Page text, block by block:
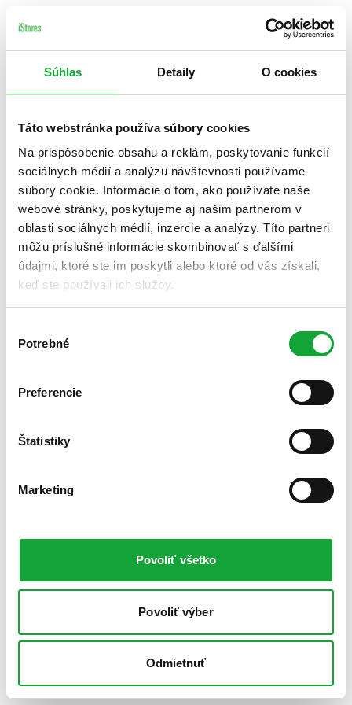
Súhlas Detaily O cookies
Táto webstránka používa súbory cookies
Na prispôsobenie obsahu a reklám, poskytovanie funkcií
sociálnych médií a analýzu návštevnosti používame
súbory cookie. Informácie o tom, ako používate naše
webové stránky, poskytujeme aj našim partnerom v
oblasti sociálnych médií, inzercie a analýzy. Títo partneri
môžu príslušné informácie skombinovať s ďalšími
údajmi, ktoré ste im poskytli alebo ktoré od vás získali,
keď ste používali ich služby.
súhlasu
Potrebné
Preferencie
Štatistiky
Marketing
Povoliť všetko
Povoliť výber
Odmietnuť